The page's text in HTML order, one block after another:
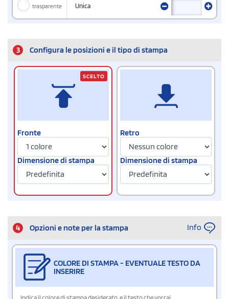
trasparente Unica
3 Configura le posizioni e il tipo di stampa
Fronte
Dimensione di stampa
SCELTO
Retro
Dimensione di stampa
4 Opzioni e note per la stampa Info
COLORE DI STAMPA - EVENTUALE TESTO DA
INSERIRE